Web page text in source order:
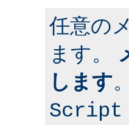
任意の
ます。
します
Script